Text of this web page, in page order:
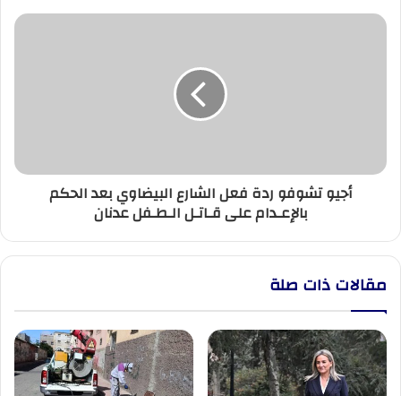
بطنجة
أجيو
بالإعـدام
عدنان
أجيو تشوفو ردة فعل الشارع البيضاوي بعد الحكم
بالإعـدام على قـاتـل الـطـفل عدنان
مقالات ذات صلة